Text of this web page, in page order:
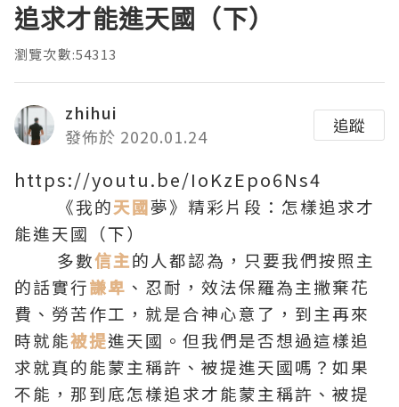
追求才能進天國（下）
瀏覽次數:54313
zhihui
發佈於 2020.01.24
追蹤
https://youtu.be/IoKzEpo6Ns4
《我的天國夢》精彩片段：怎樣追求才
能進天國（下）
多數信主的人都認為，只要我們按照主
的話實行謙卑 、忍耐，效法保羅為主撇棄花
費、勞苦作工，就是合神心意了，到主再來
時就能被提進天國。但我們是否想過這樣追
求就真的能蒙主稱許、被提進天國嗎？如果
不能，那到底怎樣追求才能蒙主稱許、被提